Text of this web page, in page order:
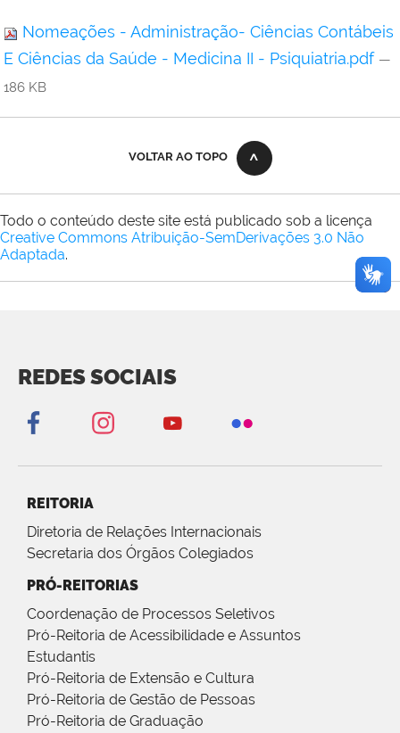
Nomeações - Administração- Ciências Contábeis
E Ciências da Saúde - Medicina II - Psiquiatria.pdf —
186 KB
VOLTAR AO TOPO
Todo o conteúdo deste site está publicado sob a licença
Creative Commons Atribuição-SemDerivações 3.0 Não
Adaptada.
REDES SOCIAIS
REITORIA
Diretoria de Relações Internacionais
Secretaria dos Órgãos Colegiados
PRÓ-REITORIAS
Coordenação de Processos Seletivos
Pró-Reitoria de Acessibilidade e Assuntos
Estudantis
Pró-Reitoria de Extensão e Cultura
Pró-Reitoria de Gestão de Pessoas
Pró-Reitoria de Graduação